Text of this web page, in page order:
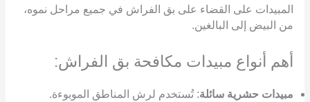
المبيدات على القضاء على بق الفراش في جميع مراحل نموه،
من البيض إلى البالغين.
أهم أنواع مبيدات مكافحة بق الفراش:
مبيدات حشرية سائلة: تُستخدم لرش المناطق الموبوءة.